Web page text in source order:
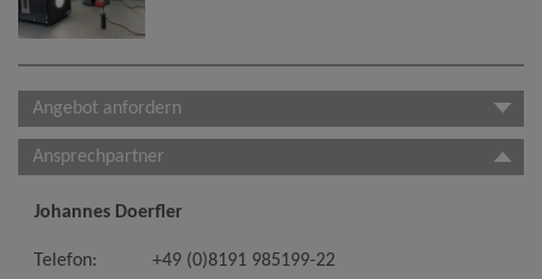
Angebot anfordern
Ansprechpartner
Johannes Doerfler
Telefon:
+49 (0)8191 985199-22